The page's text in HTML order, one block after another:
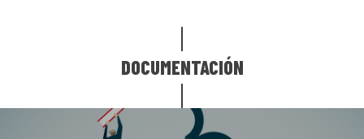
DOCUMENTACIÓN